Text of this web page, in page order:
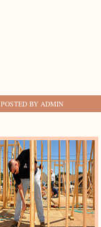
POSTED BY ADMIN